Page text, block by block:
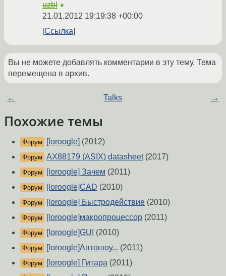
uzbl ★
21.01.2012 19:19:38 +00:00
Ссылка
Вы не можете добавлять комментарии в эту тему. Тема
перемещена в архив.
← Talks →
Похожие темы
Форум [loroogle] (2012)
Форум AX88179 (ASIX) datasheet(2017)
Форум [loroogle] Зачем (2011)
Форум [loroogle]CAD (2010)
Форум [loroogle] Быстродействие (2010)
Форум [loroogle]макропроцессор (2011)
Форум [loroogle]GUI (2010)
Форум [loroogle]Автошоу... (2011)
Форум [loroogle] Гитара (2011)